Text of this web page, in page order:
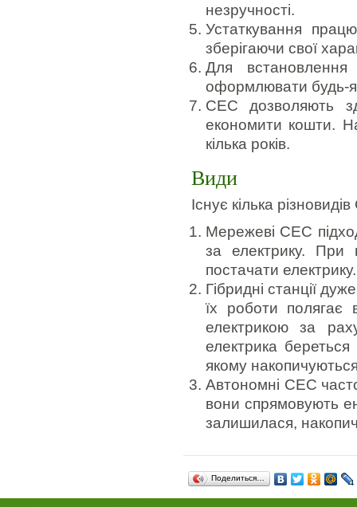
незручності.
Устаткування
зберігаючи свої
Для встановлення
оформлювати будь-
СЕС дозволяють
економити кошти.
кілька років.
Види
Існує кілька
Мережеві СЕС
за електрику. При
постачати електрику.
Гібридні станції
їх роботи полягає
електрикою за
електрика
якому
Автономні СЕС
вони спрямовують
залишилася,
Поделиться…